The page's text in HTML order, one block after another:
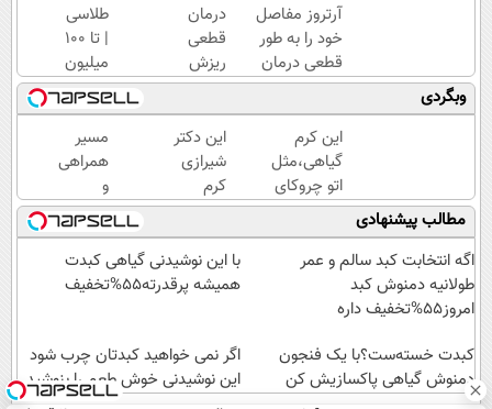
آرتروز مفاصل
خود را به طور
قطعی درمان
کنید!
◗پرسش‌نامه◖
درمان
قطعی
ریزش
و کم
پشتی
مو
فقط
با
شامپو
جلبک
طلاسی
| تا 100
میلیون
وام
آنی
خرید
طلا💰
ثبت
نام
کن!
وبگردی
این کرم
گیاهی،مثل
اتو چروکای
پوستتوصاف
میکنه!50%تخفیف
این دکتر
شیرازی
کرم
ترمیم
زخم
ایرانی را
ساخت!!!
مسیر
همراهی
و
گزارش
عملکرد
گروه
اسنپ
مطالب پیشنهادی
اگه انتخابت کبد سالم و عمر
طولانیه دمنوش کبد
امروز55%تخفیف داره
با این نوشیدنی گیاهی کبدت
همیشه پرقدرته55%تخفیف
کبدت خسته‌ست؟با یک فنجون
دمنوش گیاهی پاکسازیش کن
اگر نمی خواهید کبدتان چرب شود
این نوشیدنی خوش طعم را بنوشید